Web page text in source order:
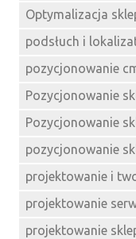
Optymalizacja
podsłuch i
pozycjonowanie
Pozycjonowanie
Pozycjonowanie
pozycjonowanie
projektowanie i
projektowanie
projektowanie